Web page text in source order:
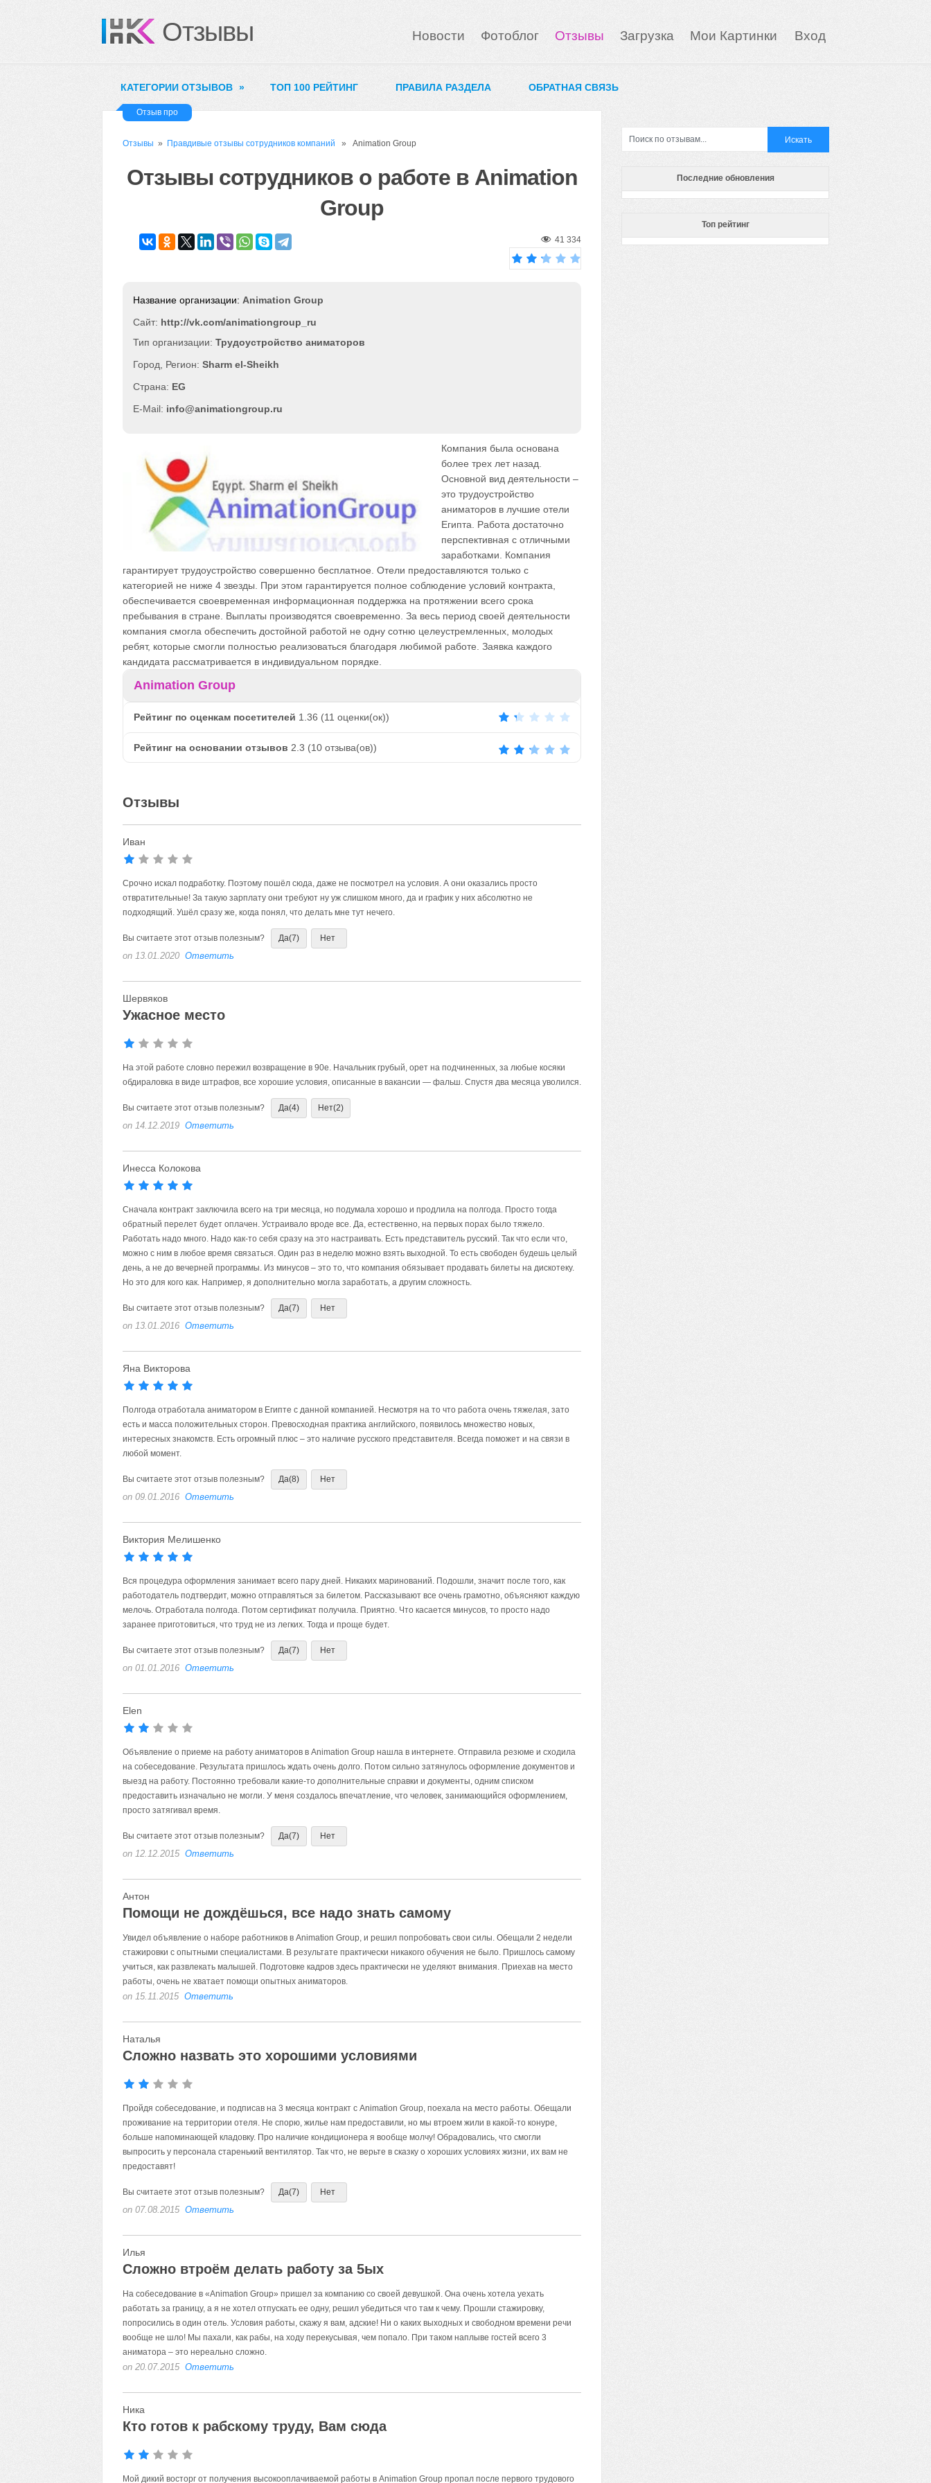
Отзывы Новости Фотоблог Отзывы Загрузка Мои Картинки Вход
КАТЕГОРИИ ОТЗЫВОВ » ТОП 100 РЕЙТИНГ ПРАВИЛА РАЗДЕЛА ОБРАТНАЯ СВЯЗЬ
Отзыв про
Отзывы » Правдивые отзывы сотрудников компаний » Animation Group
Отзывы сотрудников о работе в Animation
Group
41 334
Animation Group
Сайт: http://vk.com/animationgroup_ru
Трудоустройство аниматоров
Sharm el-Sheikh
EG
info@animationgroup.ru
Компания была основана
более трех лет назад.
Основной вид деятельности –
это трудоустройство
аниматоров в лучшие отели
Египта. Работа достаточно
перспективная с отличными
заработками. Компания
гарантирует трудоустройство совершенно бесплатное. Отели предоставляются только с
категорией не ниже 4 звезды. При этом гарантируется полное соблюдение условий контракта,
обеспечивается своевременная информационная поддержка на протяжении всего срока
пребывания в стране. Выплаты производятся своевременно. За весь период своей деятельности
компания смогла обеспечить достойной работой не одну сотню целеустремленных, молодых
ребят, которые смогли полностью реализоваться благодаря любимой работе. Заявка каждого
кандидата рассматривается в индивидуальном порядке.
Animation Group
Рейтинг по оценкам посетителей 1.36 (11 оценки(ок))
Рейтинг на основании отзывов 2.3 (10отзыва(ов))
Отзывы
Иван
Срочно искал подработку. Поэтому пошёл сюда, даже не посмотрел на условия. А они оказались просто
отвратительные! За такую зарплату они требуют ну уж слишком много, да и график у них абсолютно не
подходящий. Ушёл сразу же, когда понял, что делать мне тут нечего.
Вы считаете этот отзыв полезным? Да(7) Нет
on 13.01.2020 Ответить
Шервяков
Ужасное место
На этой работе словно пережил возвращение в 90е. Начальник грубый, орет на подчиненных, за любые косяки
обдираловка в виде штрафов, все хорошие условия, описанные в вакансии — фальш. Спустя два месяца уволился.
Вы считаете этот отзыв полезным? Да(4) Нет(2)
on 14.12.2019 Ответить
Инесса Колокова
Сначала контракт заключила всего на три месяца, но подумала хорошо и продлила на полгода. Просто тогда
обратный перелет будет оплачен. Устраивало вроде все. Да, естественно, на первых порах было тяжело.
Работать надо много. Надо как-то себя сразу на это настраивать. Есть представитель русский. Так что если что,
можно с ним в любое время связаться. Один раз в неделю можно взять выходной. То есть свободен будешь целый
день, а не до вечерней программы. Из минусов – это то, что компания обязывает продавать билеты на дискотеку.
Но это для кого как. Например, я дополнительно могла заработать, а другим сложность.
Вы считаете этот отзыв полезным? Да(7) Нет
on 13.01.2016 Ответить
Яна Викторова
Полгода отработала аниматором в Египте с данной компанией. Несмотря на то что работа очень тяжелая, зато
есть и масса положительных сторон. Превосходная практика английского, появилось множество новых,
интересных знакомств. Есть огромный плюс – это наличие русского представителя. Всегда поможет и на связи в
любой момент.
Вы считаете этот отзыв полезным? Да(8) Нет
on 09.01.2016 Ответить
Виктория Мелишенко
Вся процедура оформления занимает всего пару дней. Никаких маринований. Подошли, значит после того, как
работодатель подтвердит, можно отправляться за билетом. Рассказывают все очень грамотно, объясняют каждую
мелочь. Отработала полгода. Потом сертификат получила. Приятно. Что касается минусов, то просто надо
заранее приготовиться, что труд не из легких. Тогда и проще будет.
Вы считаете этот отзыв полезным? Да(7) Нет
on 01.01.2016 Ответить
Elen
Объявление о приеме на работу аниматоров в Animation Group нашла в интернете. Отправила резюме и сходила
на собеседование. Результата пришлось ждать очень долго. Потом сильно затянулось оформление документов и
выезд на работу. Постоянно требовали какие-то дополнительные справки и документы, одним списком
предоставить изначально не могли. У меня создалось впечатление, что человек, занимающийся оформлением,
просто затягивал время.
Вы считаете этот отзыв полезным? Да(7) Нет
on 12.12.2015 Ответить
Антон
Помощи не дождёшься, все надо знать самому
Увидел объявление о наборе работников в Animation Group, и решил попробовать свои силы. Обещали 2 недели
стажировки с опытными специалистами. В результате практически никакого обучения не было. Пришлось самому
учиться, как развлекать малышей. Подготовке кадров здесь практически не уделяют внимания. Приехав на место
работы, очень не хватает помощи опытных аниматоров.
on 15.11.2015 Ответить
Наталья
Сложно назвать это хорошими условиями
Пройдя собеседование, и подписав на 3 месяца контракт с Animation Group, поехала на место работы. Обещали
проживание на территории отеля. Не спорю, жилье нам предоставили, но мы втроем жили в какой-то конуре,
больше напоминающей кладовку. Про наличие кондиционера я вообще молчу! Обрадовались, что смогли
выпросить у персонала старенький вентилятор. Так что, не верьте в сказку о хороших условиях жизни, их вам не
предоставят!
Вы считаете этот отзыв полезным? Да(7) Нет
on 07.08.2015 Ответить
Илья
Сложно втроём делать работу за 5ых
На собеседование в «Animation Group» пришел за компанию со своей девушкой. Она очень хотела уехать
работать за границу, а я не хотел отпускать ее одну, решил убедиться что там к чему. Прошли стажировку,
попросились в один отель. Условия работы, скажу я вам, адские! Ни о каких выходных и свободном времени речи
вообще не шло! Мы пахали, как рабы, на ходу перекусывая, чем попало. При таком наплыве гостей всего 3
аниматора – это нереально сложно.
on 20.07.2015 Ответить
Ника
Кто готов к рабскому труду, Вам сюда
Мой дикий восторг от получения высокооплачиваемой работы в Animation Group пропал после первого трудового
Последние обновления
Топ рейтинг